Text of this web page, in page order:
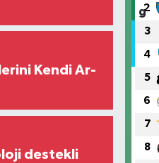
Kendi Ar-
destekli
2
3
4
5
6
7
8